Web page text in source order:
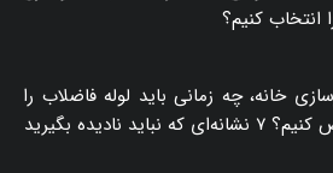
کنیم؟
خانه، چه زمانی باید لوله فاضلاب را
نباید نادیده بگیرید